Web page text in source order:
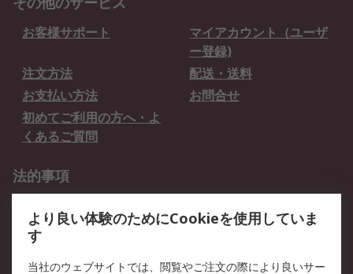
お客様サポート
マイアカウント（ユーザ
ー登録)
注文方法
配送・送料
お支払い方法
お問合せ
初めてご利用の方へ・よ
くあるご質問
法的事項
クッキーポリシー
RSについて
より良い体験のためにCookieを使用していま
す
当社のウェブサイトでは、閲覧やご注文の際により良いサー